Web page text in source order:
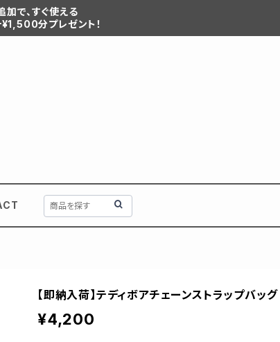
で、すぐ使える
分プレゼント！
【即納入荷】テディボアチェーンストラップバッグ
¥4,200